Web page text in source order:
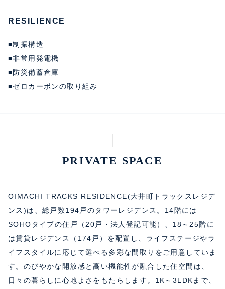
RESILIENCE
■制振構造
■非常用発電機
■防災備蓄倉庫
■ゼロカーボンの取り組み
PRIVATE SPACE
OIMACHI TRACKS RESIDENCE(大井町トラックスレジデ
ンス)は、総戸数194戸のタワーレジデンス。14階には
SOHOタイプの住戸（20戸・法人登記可能）、18～25階に
は賃貸レジデンス（174戸）を配置し、ライフステージやラ
イフスタイルに応じて選べる多彩な間取りをご用意していま
す。のびやかな開放感と高い機能性が融合した住空間は、
日々の暮らしに心地よさをもたらします。1K～3LDKまで、